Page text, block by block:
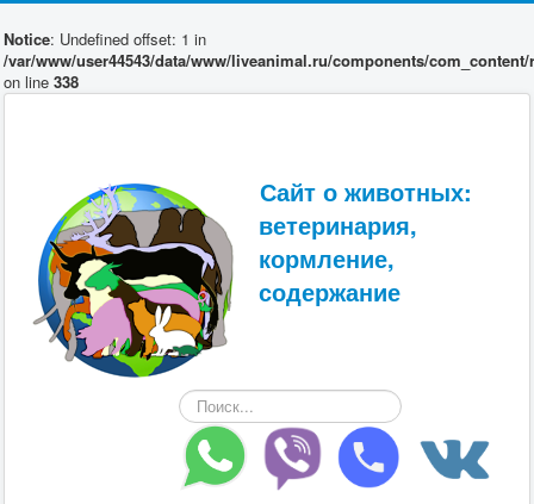
Notice: Undefined offset: 1 in
/var/www/user44543/data/www/liveanimal.ru/components/
on line 338
Сайт о животных:
ветеринария,
кормление,
содержание
Искать...